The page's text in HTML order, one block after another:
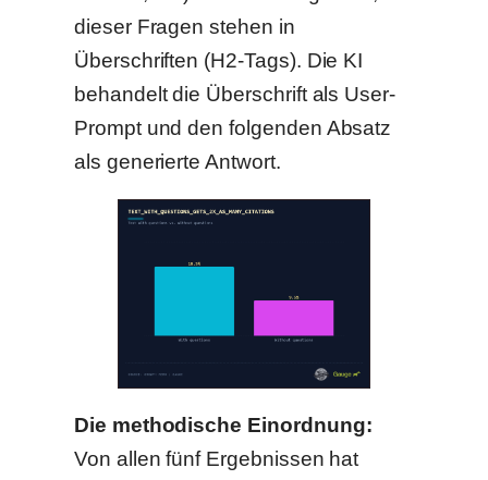
dieser Fragen stehen in
Überschriften (H2-Tags). Die KI
behandelt die Überschrift als User-
Prompt und den folgenden Absatz
als generierte Antwort.
Die methodische Einordnung:
Von allen fünf Ergebnissen hat